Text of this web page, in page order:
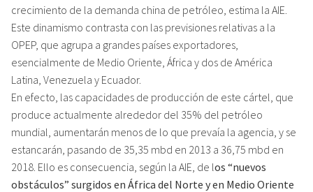
crecimiento de la demanda china de petróleo, estima la AIE.
Este dinamismo contrasta con las previsiones relativas a la
OPEP, que agrupa a grandes países exportadores,
esencialmente de Medio Oriente, África y dos de América
Latina, Venezuela y Ecuador.
En efecto, las capacidades de producción de este cártel, que
produce actualmente alrededor del 35% del petróleo
mundial, aumentarán menos de lo que prevaía la agencia, y se
estancarán, pasando de 35,35 mbd en 2013 a 36,75 mbd en
2018. Ello es consecuencia, según la AIE, de los “nuevos
obstáculos” surgidos en África del Norte y en Medio Oriente